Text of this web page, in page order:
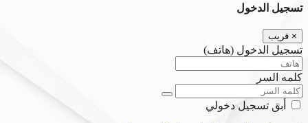
تسجيل الدخول
× قريب
تسجيل الدخول (هاتف)
كلمه السر
أبق تسجيل دخولي